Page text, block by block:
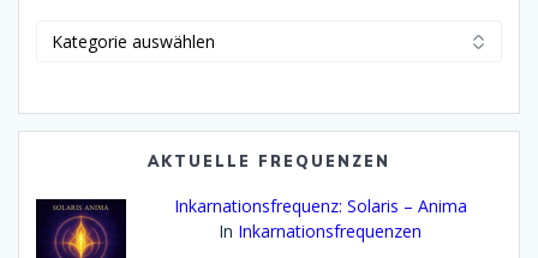
AKTUELLE FREQUENZEN
Inkarnationsfrequenz: Solaris – Anima
In Inkarnationsfrequenzen